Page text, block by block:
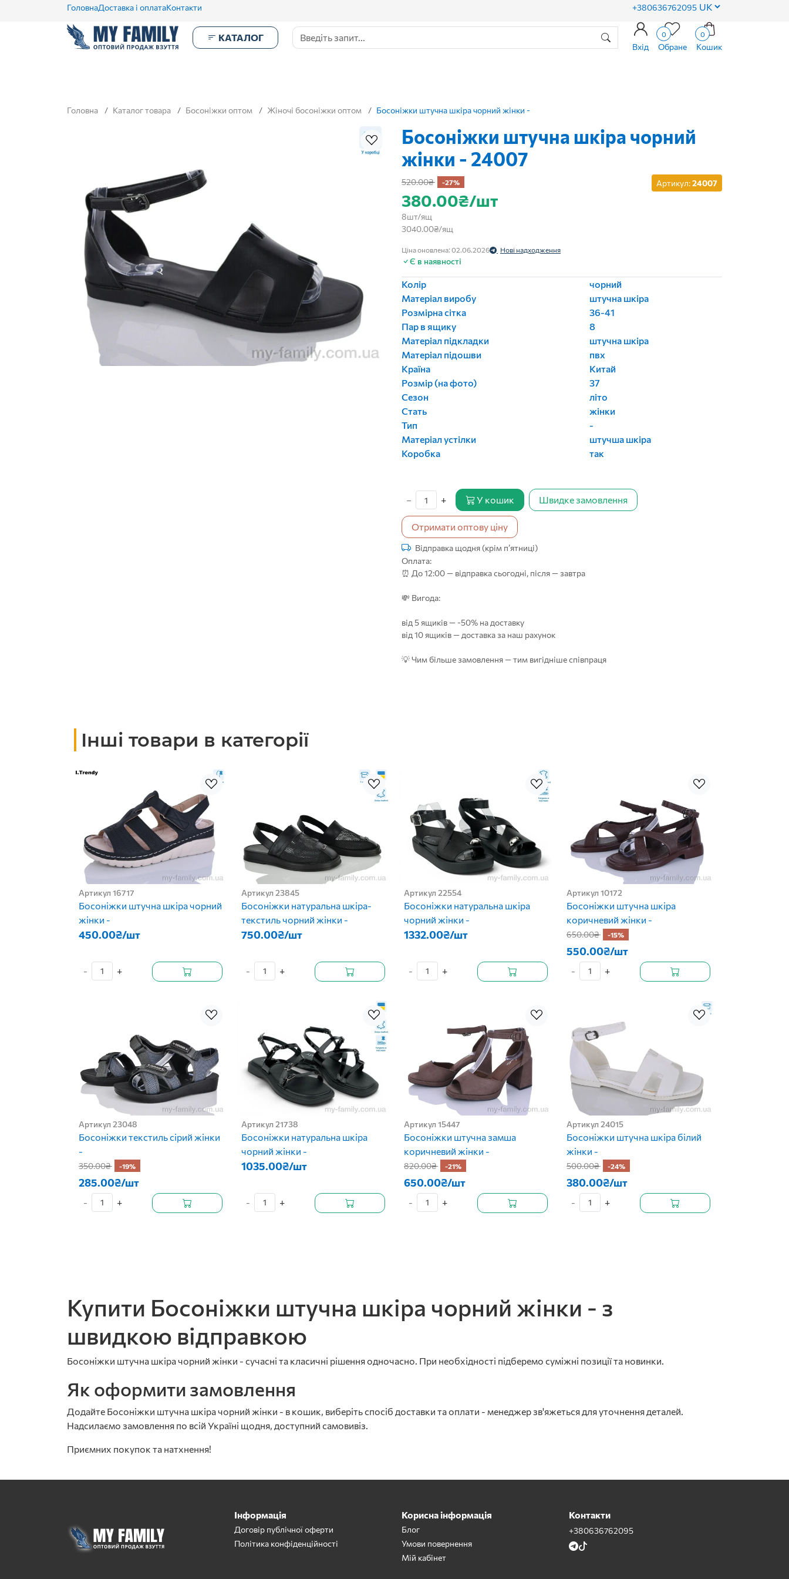
ГоловнаДоставка і оплатаКонтакти +380636762095
КАТАЛОГ
Вхід
0
Обране
0
Кошик
Головна Каталог товара Босоніжки оптом Жіночі босоніжки оптом Босоніжки штучна шкіра чорний жінки -
Босоніжки штучна шкіра чорний
жінки - 24007
520.00₴ -27%
380.00₴/шт
8шт/ящ
3040.00₴/ящ
Ціна оновлена: 02.06.2026 Нові надходження
Артикул:24007
Є в наявності
Колір
чорний
Матеріал виробу
штучна шкіра
Розмірна сітка
36-41
Пар в ящику
8
Матеріал підкладки
штучна шкіра
Матеріал підошви
пвх
Країна
Китай
Розмір (на фото)
37
Сезон
літо
Стать
жінки
Тип
-
Матеріал устілки
штучша шкіра
Коробка
так
− + У кошик Швидке замовлення
Отримати оптову ціну
Відправка щодня (крім п’ятниці)
Оплата:
⏰ До 12:00 — відправка сьогодні, після — завтра
💸 Вигода:
від 5 ящиків — -50% на доставку
від 10 ящиків — доставка за наш рахунок
💡 Чим більше замовлення — тим вигідніше співпраця
Інші товари в категорії
Артикул 16717
Босоніжки штучна шкіра чорний
жінки -
450.00₴/шт
- +
Артикул 23845
Босоніжки натуральна шкіра-
текстиль чорний жінки -
750.00₴/шт
- +
Артикул 22554
Босоніжки натуральна шкіра
чорний жінки -
1332.00₴/шт
- +
Артикул 10172
Босоніжки штучна шкіра
коричневий жінки -
650.00₴ -15%
550.00₴/шт
- +
Артикул 23048
Босоніжки текстиль сірий жінки
-
350.00₴ -19%
285.00₴/шт
- +
Артикул 21738
Босоніжки натуральна шкіра
чорний жінки -
1035.00₴/шт
- +
Артикул 15447
Босоніжки штучна замша
коричневий жінки -
820.00₴ -21%
650.00₴/шт
- +
Артикул 24015
Босоніжки штучна шкіра білий
жінки -
500.00₴ -24%
380.00₴/шт
- +
Купити Босоніжки штучна шкіра чорний жінки - з
швидкою відправкою
Босоніжки штучна шкіра чорний жінки - сучасні та класичні рішення одночасно. При необхідності підберемо суміжні позиції та новинки.
Як оформити замовлення
Додайте Босоніжки штучна шкіра чорний жінки - в кошик, виберіть спосіб доставки та оплати - менеджер зв'яжеться для уточнення деталей.
Надсилаємо замовлення по всій Україні щодня, доступний самовивіз.
Приємних покупок та натхнення!
Інформація
Договір публічної оферти
Політика конфіденційності
Корисна інформація
Блог
Умови повернення
Мій кабінет
Контакти
+380636762095